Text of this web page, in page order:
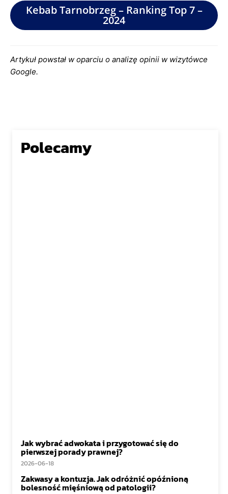
Kebab Tarnobrzeg – Ranking Top 7 –
2024
Artykuł powstał w oparciu o analizę opinii w wizytówce
Google.
Polecamy
Jak wybrać adwokata i przygotować się do
pierwszej porady prawnej?
2026-06-18
Zakwasy a kontuzja. Jak odróżnić opóźnioną
bolesność mięśniową od patologii?